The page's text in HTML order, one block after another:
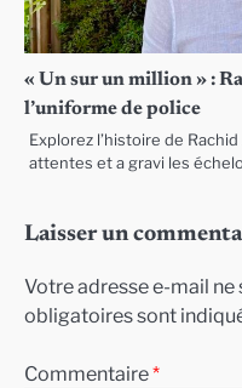
« Un sur un million » :
l’uniforme de police
Explorez l’histoire de
attentes et a gravi les
Laisser un
Votre adresse e-mail ne
obligatoires sont
Commentaire*